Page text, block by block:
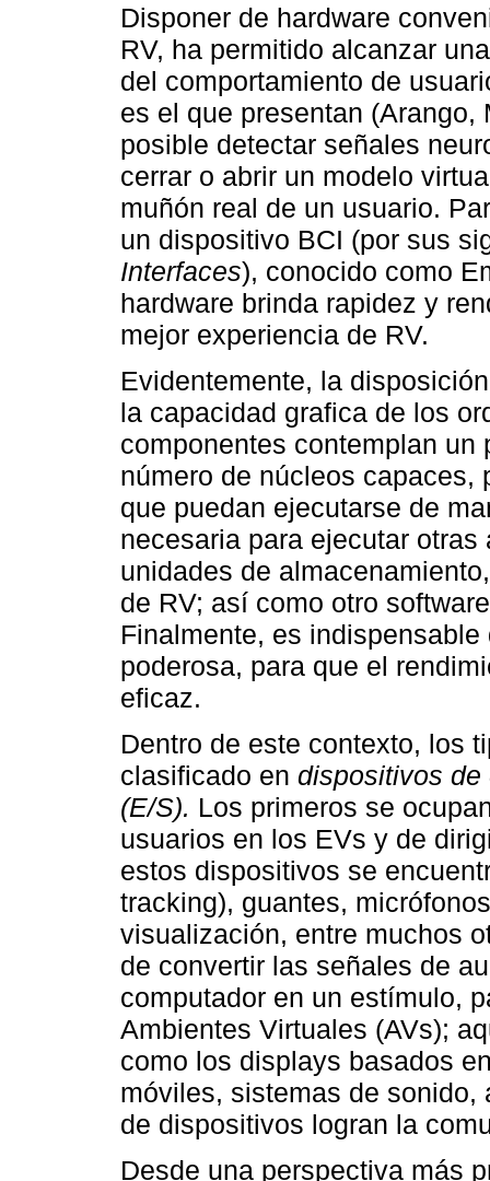
Disponer de hardware
RV, ha permitido alcanzar
del comportamiento de
es el que presentan
posible detectar señales
cerrar o abrir un modelo
muñón real de un usuario.
un dispositivo BCI (por sus
Interfaces), conocido como
hardware brinda rapidez y
mejor experiencia de RV.
Evidentemente, la
la capacidad grafica de los
componentes contemplan
número de núcleos capaces,
que puedan ejecutarse de
necesaria para ejecutar
unidades de
de RV; así como otro
Finalmente, es
poderosa, para que el
eficaz.
Dentro de este contexto, los
clasificado en dispositivos
(E/S). Los primeros se
usuarios en los EVs y de
estos dispositivos se
tracking), guantes,
visualización, entre muchos
de convertir las señales de
computador en un estímulo,
Ambientes Virtuales (AVs);
como los displays basados
móviles, sistemas de sonido,
de dispositivos logran la
Desde una perspectiva más